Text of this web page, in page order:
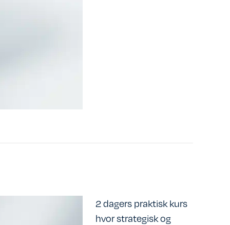
2 dagers praktisk kurs
hvor strategisk og